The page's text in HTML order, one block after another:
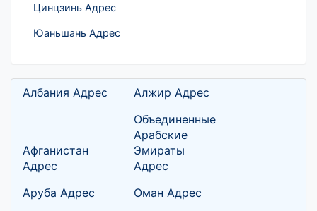
Цинцзинь Адрес
Юаньшань Адрес
Албания Адрес Алжир Адрес
Афганистан
Адрес
Объединенные
Арабские
Эмираты
Адрес
Аруба Адрес
Оман Адрес